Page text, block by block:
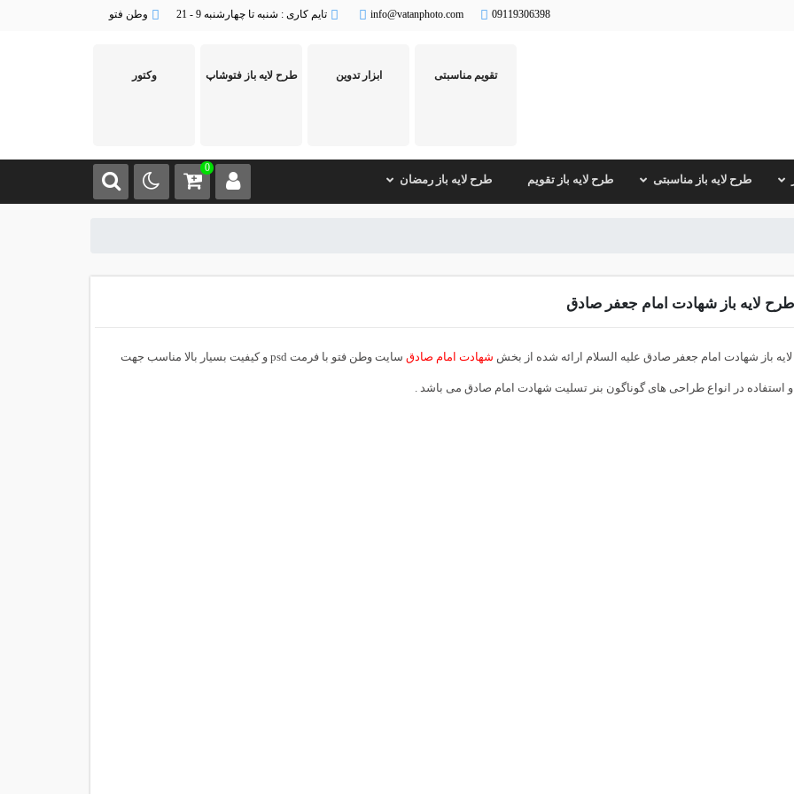
09119306398
info@vatanphoto.com تایم کاری : شنبه تا چهارشنبه 9 - 21 وطن فتو
وکتور طرح لایه باز فتوشاپ ابزار تدوین تقویم مناسبتی
طرح لایه باز مناسبتی طرح لایه باز تقویم طرح لایه باز رمضان
0
طرح لایه باز شهادت امام جعفر صادق
باز شهادت امام جعفر صادق علیه السلام ارائه شده از بخش شهادت امام صادق سایت وطن فتو با فرمت psd و کیفیت بسیار بالا مناسب جهت
استفاده در انواع طراحی های گوناگون بنر تسلیت شهادت امام صادق می باشد .